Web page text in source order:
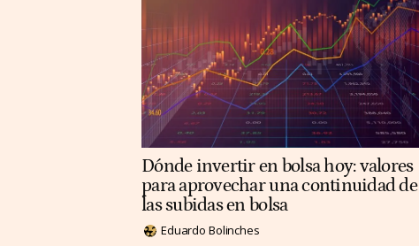
Dónde invertir en bolsa hoy: valores
para aprovechar una continuidad de
las subidas en bolsa
Eduardo Bolinches